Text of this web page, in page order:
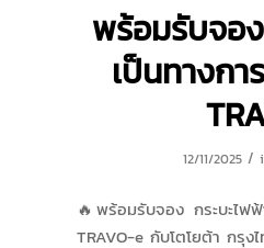
พร้อมรับจอ
เป็นทางกา
12/11/2025 /
🔥พร้อมรับจอง กระบะไฟฟ้
TRAVO-e กับโตโยต้า กรุงไ